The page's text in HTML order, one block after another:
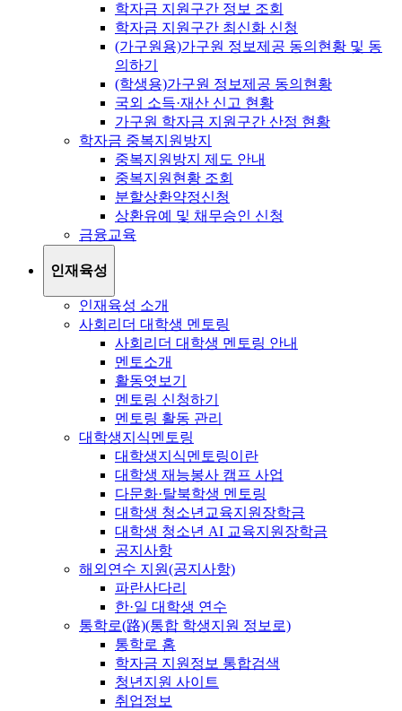
학자금 지원구간 정보 조회
학자금 지원구간 최신화 신청
(가구원용)가구원 정보제공 동의현황 및 동
의하기
(학생용)가구원 정보제공 동의현황
국외 소득·재산 신고 현황
가구원 학자금 지원구간 산정 현황
학자금 중복지원방지
중복지원방지 제도 안내
중복지원현황 조회
분할상환약정신청
상환유예 및 채무승인 신청
금융교육
인재육성
인재육성 소개
사회리더 대학생 멘토링
사회리더 대학생 멘토링 안내
멘토소개
활동엿보기
멘토링 신청하기
멘토링 활동 관리
대학생지식멘토링
대학생지식멘토링이란
대학생 재능봉사 캠프 사업
다문화·탈북학생 멘토링
대학생 청소년교육지원장학금
대학생 청소년 AI 교육지원장학금
공지사항
해외연수 지원(공지사항)
파란사다리
한·일 대학생 연수
통학로(路)(통합 학생지원 정보로)
통학로 홈
학자금 지원정보 통합검색
청년지원 사이트
취업정보